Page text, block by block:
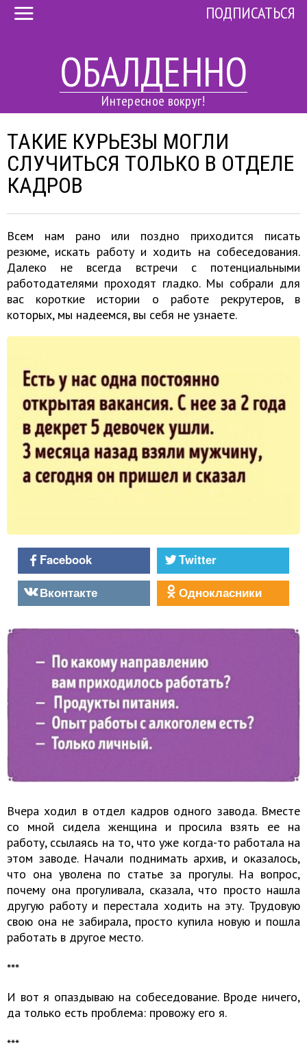
ОБАЛДЕННО
Интересное вокруг!
ПОДПИСАТЬСЯ
ТАКИЕ КУРЬЕЗЫ МОГЛИ
СЛУЧИТЬСЯ ТОЛЬКО В ОТДЕЛЕ
КАДРОВ
Всем нам рано или поздно приходится писать
резюме, искать работу и ходить на собеседования.
Далеко не всегда встречи с потенциальными
работодателями проходят гладко. Мы собрали для
вас короткие истории о работе рекрутеров, в
которых, мы надеемся, вы себя не узнаете.
Facebook
Twitter
Вконтакте
Однокласники
Вчера ходил в отдел кадров одного завода. Вместе
со мной сидела женщина и просила взять ее на
работу, ссылаясь на то, что уже когда-то работала на
этом заводе. Начали поднимать архив, и оказалось,
что она уволена по статье за прогулы. На вопрос,
почему она прогуливала, сказала, что просто нашла
другую работу и перестала ходить на эту. Трудовую
свою она не забирала, просто купила новую и пошла
работать в другое место.
***
И вот я опаздываю на собеседование. Вроде ничего,
да только есть проблема: провожу его я.
***